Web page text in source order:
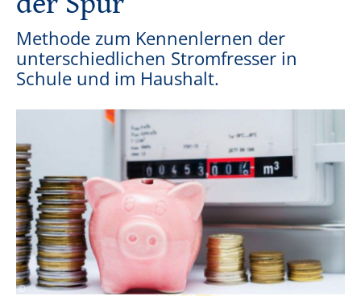
Methode zum Kennenlernen der
unterschiedlichen Stromfresser in
Schule und im Haushalt.
©Evgen - stock.adobe.com